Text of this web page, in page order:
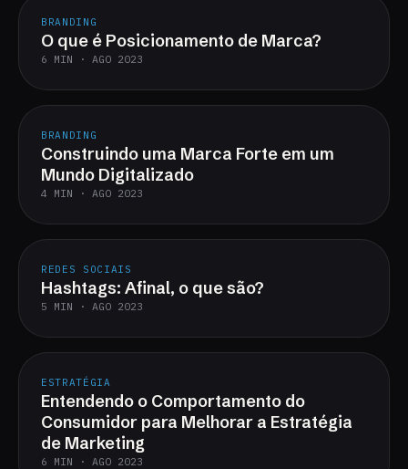
BRANDING
O que é Posicionamento de Marca?
6 MIN · AGO 2023
BRANDING
Construindo uma Marca Forte em um
Mundo Digitalizado
4 MIN · AGO 2023
REDES SOCIAIS
Hashtags: Afinal, o que são?
5 MIN · AGO 2023
ESTRATÉGIA
Entendendo o Comportamento do
Consumidor para Melhorar a Estratégia
de Marketing
6 MIN · AGO 2023